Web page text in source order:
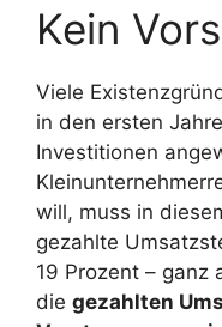
Kein
Viele
in den ersten
Investitionen
will, muss in
gezahlte
19 Prozent – ganz
die gezahlten